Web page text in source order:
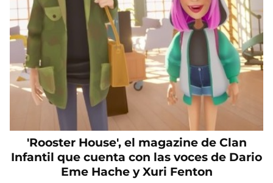
'Rooster House', el magazine de Clan
Infantil que cuenta con las voces de Dario
Eme Hache y Xuri Fenton